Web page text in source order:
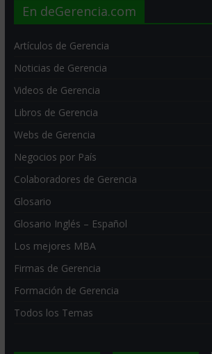
En deGerencia.com
Artículos de Gerencia
Noticias de Gerencia
Videos de Gerencia
Libros de Gerencia
Webs de Gerencia
Negocios por País
Colaboradores de Gerencia
Glosario
Glosario Inglés – Español
Los mejores MBA
Firmas de Gerencia
Formación de Gerencia
Todos los Temas